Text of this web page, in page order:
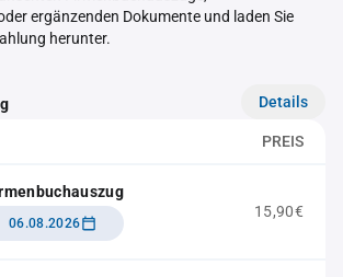
ergänzenden Dokumente und laden Sie
herunter.
Details
PREIS
06.08.2026
15,90€